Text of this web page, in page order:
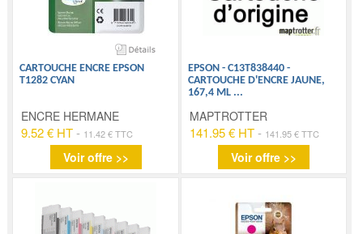
CARTOUCHE ENCRE EPSON
T1282 CYAN
ENCRE HERMANE
9.52 € HT - 11.42 € TTC
Voir offre >>
EPSON - C13T838440 -
CARTOUCHE D'ENCRE JAUNE,
167,4 ML ...
MAPTROTTER
141.95 € HT- 141.95 € TTC
Voir offre >>